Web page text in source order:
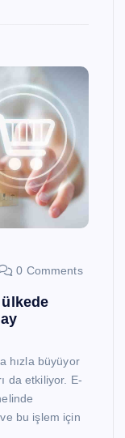
0 Comments
hızla büyüyor
da etkiliyor. E-
bu işlem için